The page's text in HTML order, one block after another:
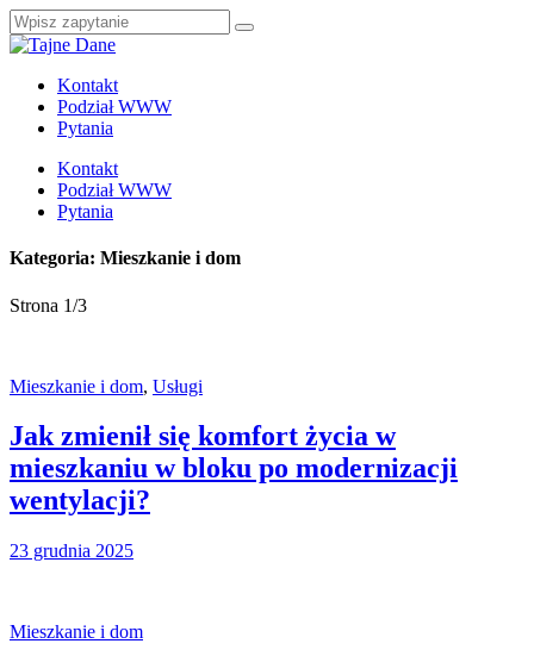
Kontakt
Podział WWW
Pytania
Kontakt
Podział WWW
Pytania
Kategoria: Mieszkanie i dom
Strona 1/3
Mieszkanie i dom, Usługi
Jak zmienił się komfort życia w
mieszkaniu w bloku po modernizacji
wentylacji?
23 grudnia 2025
Mieszkanie i dom